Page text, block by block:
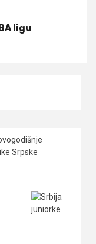
ligu
Srpske